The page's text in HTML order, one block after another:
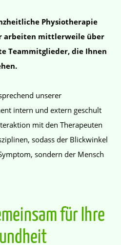
Physiotherapie
arbeiten mittlerweile über
Teammitglieder, die Ihnen
unserer
intern und extern geschult
mit den Therapeuten
sodass der Blickwinkel
sondern der Mensch
für Ihre